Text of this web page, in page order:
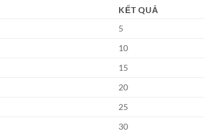
KẾT QUẢ
5
10
15
20
25
30